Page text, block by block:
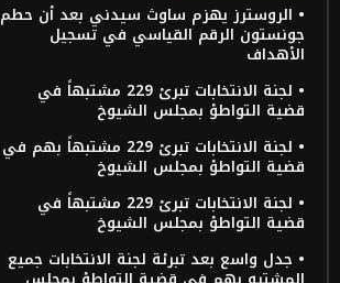
• الروسترز يهزم ساوث سيدني بعد أن حطم
جونستون الرقم القياسي في تسجيل
الأهداف
• لجنة الانتخابات تبرئ 229 مشتبهاً في
قضية التواطؤ بمجلس الشيوخ
• لجنة الانتخابات تبرئ 229 مشتبهاً بهم في
قضية التواطؤ بمجلس الشيوخ
• لجنة الانتخابات تبرئ 229 مشتبهاً في
قضية التواطؤ بمجلس الشيوخ
• جدل واسع بعد تبرئة لجنة الانتخابات جميع